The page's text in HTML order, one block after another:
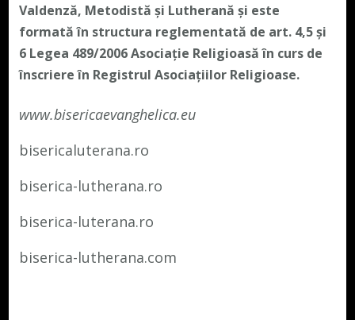
Valdenză, Metodistă și Lutherană și este
formată în structura reglementată de art. 4,5 și
6 Legea 489/2006Asociație Religioasă în curs de
înscriere în Registrul Asociațiilor Religioase.
www.bisericaevanghelica.eu
bisericaluterana.ro
biserica-lutherana.ro
biserica-luterana.ro
biserica-lutherana.com